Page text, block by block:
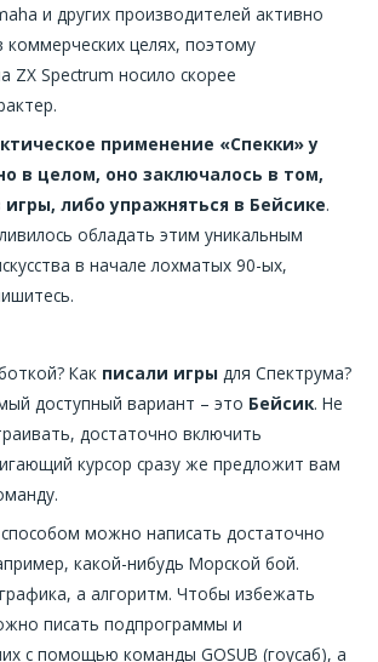
и других производителей активно
коммерческих целях, поэтому
ZX Spectrum носило скорее
применение «Спекки» у
в целом, оно заключалось в том,
либо упражняться в Бейсике.
обладать этим уникальным
в начале лохматых 90-ых,
Как писали игры для Спектрума?
доступный вариант – это Бейсик. Не
достаточно включить
курсор сразу же предложит вам
можно написать достаточно
какой-нибудь Морской бой.
а алгоритм. Чтобы избежать
писать подпрограммы и
с помощью команды GOSUB (гоусаб), а